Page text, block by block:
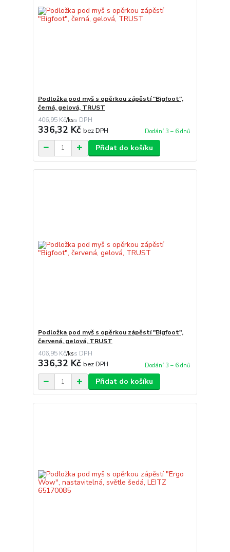
Podložka pod myš s opěrkou zápěstí "Bigfoot",
černá, gelová, TRUST
406,95 Kč/ks
336,32 Kč bez DPH Dodání 3 – 6 dnů
Přidat do košíku
Podložka pod myš s opěrkou zápěstí "Bigfoot",
červená, gelová, TRUST
406,95 Kč/ks
336,32 Kč bez DPH Dodání 3 – 6 dnů
Přidat do košíku